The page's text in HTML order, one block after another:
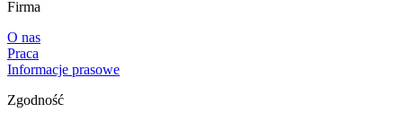
Firma
O nas
Praca
Informacje prasowe
Zgodność